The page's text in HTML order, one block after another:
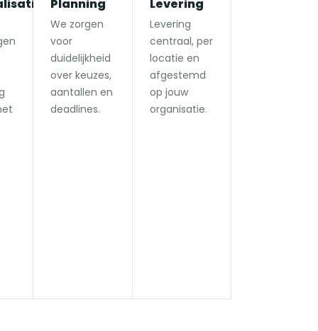
Planning
We zorgen
voor
duidelijkheid
over keuzes,
aantallen en
deadlines.
Levering
Levering
centraal, per
locatie en
afgestemd
op jouw
organisatie.